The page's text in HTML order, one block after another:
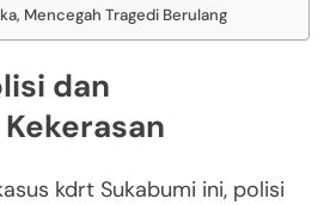
Mencegah Tragedi Berulang
dan
kdrt Sukabumi ini, polisi